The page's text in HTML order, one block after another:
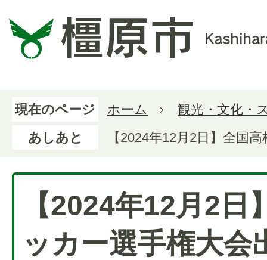
現在のページ ホーム
観光・文化・
あしあと
【2024年12月2日】全国
【2024年12月2日
ッカー選手権大会